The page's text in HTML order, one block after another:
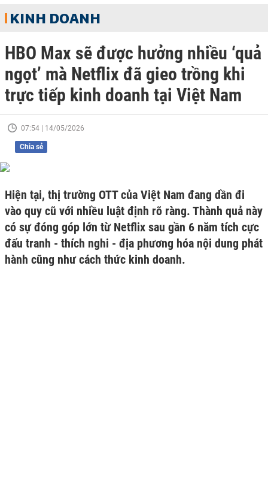
KINH DOANH
HBO Max sẽ được hưởng nhiều ‘quả
ngọt’ mà Netflix đã gieo trồng khi
trực tiếp kinh doanh tại Việt Nam
07:54 | 14/05/2026
Chia sẻ
Hiện tại, thị trường OTT của Việt Nam đang dần đi
vào quy cũ với nhiều luật định rõ ràng. Thành quả này
có sự đóng góp lớn từ Netflix sau gần 6 năm tích cực
đấu tranh - thích nghi - địa phương hóa nội dung phát
hành cũng như cách thức kinh doanh.